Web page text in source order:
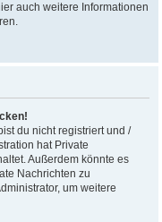
auch weitere Informationen
du nicht registriert und /
hat Private
Außerdem könnte es
Nachrichten zu
um weitere